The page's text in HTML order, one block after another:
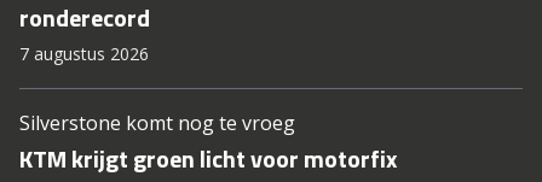
ronderecord
7 augustus 2026
Silverstone komt nog te vroeg
KTM krijgt groen licht voor motorfix